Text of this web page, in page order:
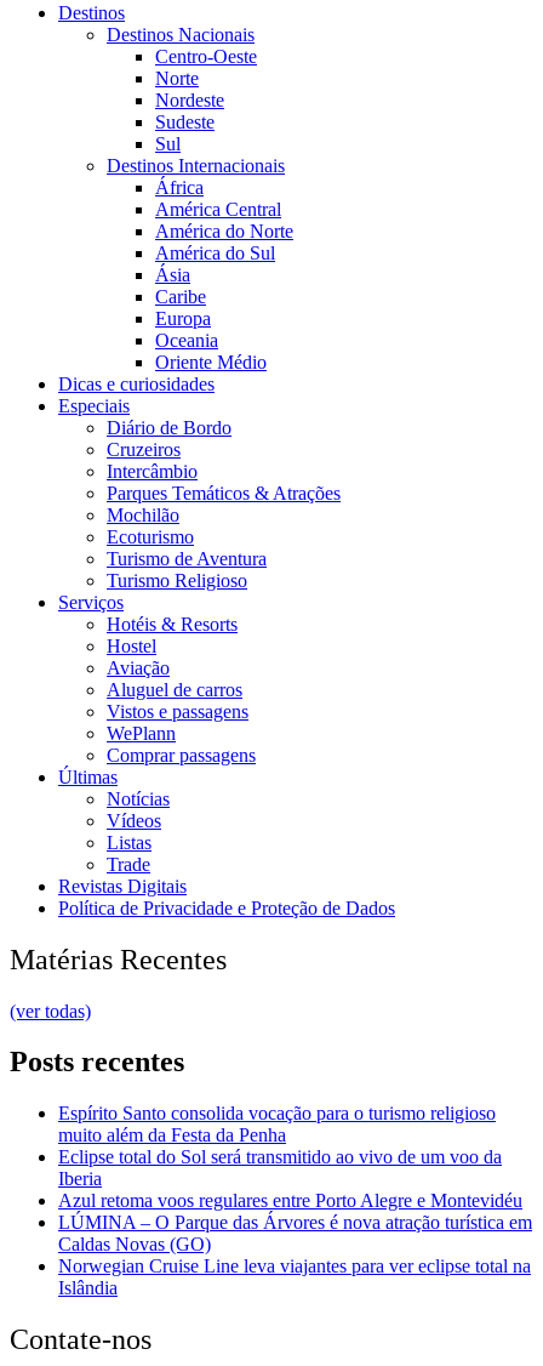
Destinos
Destinos Nacionais
Centro-Oeste
Norte
Nordeste
Sudeste
Sul
Destinos Internacionais
África
América Central
América do Norte
América do Sul
Ásia
Caribe
Europa
Oceania
Oriente Médio
Dicas e curiosidades
Especiais
Diário de Bordo
Cruzeiros
Intercâmbio
Parques Temáticos & Atrações
Mochilão
Ecoturismo
Turismo de Aventura
Turismo Religioso
Serviços
Hotéis & Resorts
Hostel
Aviação
Aluguel de carros
Vistos e passagens
WePlann
Comprar passagens
Últimas
Notícias
Vídeos
Listas
Trade
Revistas Digitais
Política de Privacidade e Proteção de Dados
Matérias Recentes
(ver todas)
Posts recentes
Espírito Santo consolida vocação para o turismo religioso
muito além da Festa da Penha
Eclipse total do Sol será transmitido ao vivo de um voo da
Iberia
Azul retoma voos regulares entre Porto Alegre e Montevidéu
LÚMINA – O Parque das Árvores é nova atração turística em
Caldas Novas (GO)
Norwegian Cruise Line leva viajantes para ver eclipse total na
Islândia
Contate-nos